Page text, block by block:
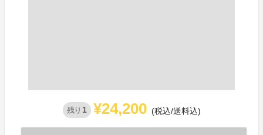
残り 1 ¥24,200 (税込/送料込)